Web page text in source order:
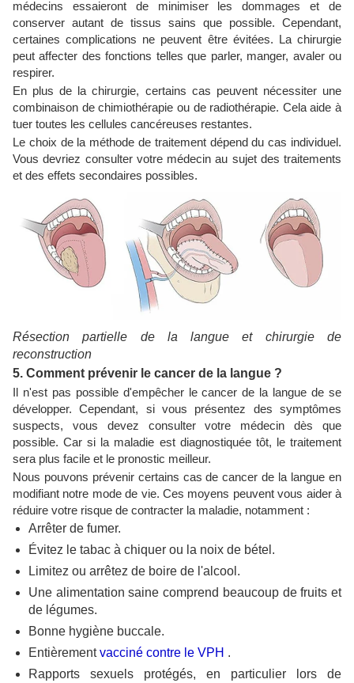
médecins essaieront de minimiser les dommages et de
conserver autant de tissus sains que possible. Cependant,
certaines complications ne peuvent être évitées. La chirurgie
peut affecter des fonctions telles que parler, manger, avaler ou
respirer.
En plus de la chirurgie, certains cas peuvent nécessiter une
combinaison de chimiothérapie ou de radiothérapie. Cela aide à
tuer toutes les cellules cancéreuses restantes.
Le choix de la méthode de traitement dépend du cas individuel.
Vous devriez consulter votre médecin au sujet des traitements
et des effets secondaires possibles.
Résection partielle de la langue et chirurgie de
reconstruction
5. Comment prévenir le cancer de la langue ?
Il n'est pas possible d'empêcher le cancer de la langue de se
développer. Cependant, si vous présentez des symptômes
suspects, vous devez consulter votre médecin dès que
possible. Car si la maladie est diagnostiquée tôt, le traitement
sera plus facile et le pronostic meilleur.
Nous pouvons prévenir certains cas de cancer de la langue en
modifiant notre mode de vie. Ces moyens peuvent vous aider à
réduire votre risque de contracter la maladie, notamment :
Arrêter de fumer.
Évitez le tabac à chiquer ou la noix de bétel.
Limitez ou arrêtez de boire de l'alcool.
Une alimentation saine comprend beaucoup de fruits et
de légumes.
Bonne hygiène buccale.
Entièrementvacciné contre le VPH .
Rapports sexuels protégés, en particulier lors de